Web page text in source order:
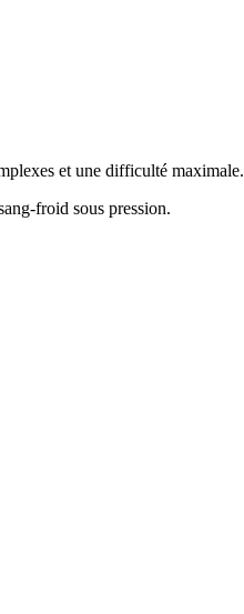
et une difficulté maximale.
froid sous pression.